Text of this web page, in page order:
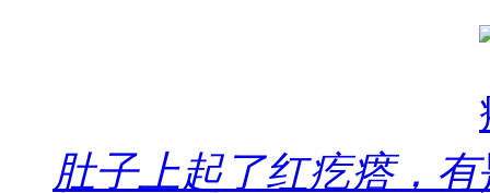
肚子上起了红疙瘩，有